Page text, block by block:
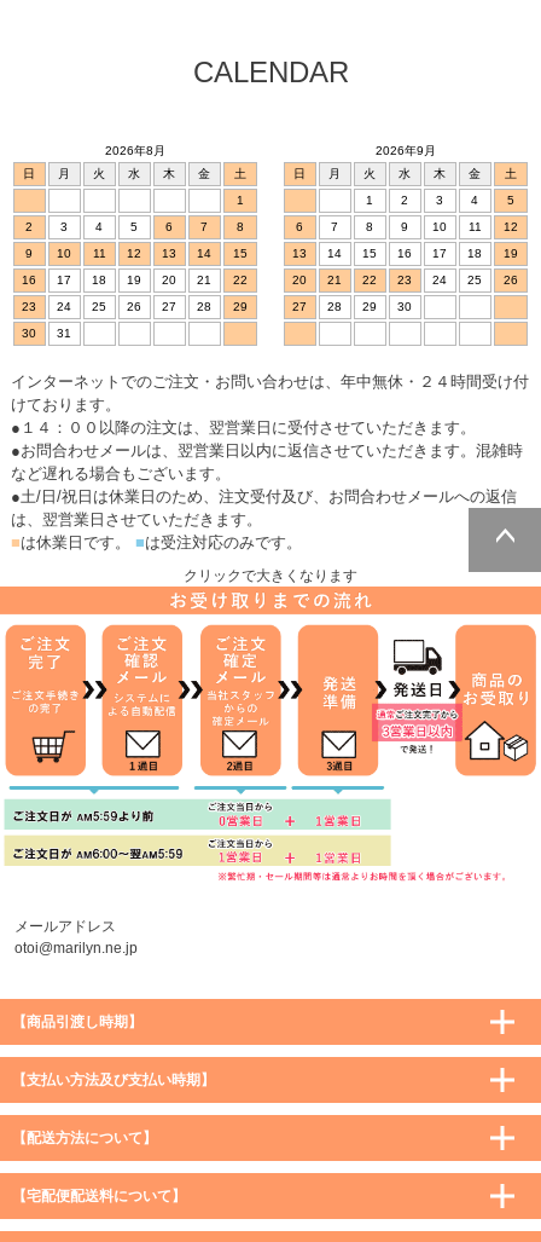
ページトッ
CALENDAR
2026年8月
日
月 火 水 木 金
土
1
2
3 4 5 6 7
8
9
10 11 12 13 14
15
16
17 18 19 20 21
22
23
24 25 26 27 28
29
30
31
2026年9月
日
月 火 水 木 金
土
1
2 3 4
5
6
7 8 9 10 11
12
13
14 15 16 17 18
19
20
21 22 23 24 25
26
27
28 29 30
インターネットでのご注文・お問い合わせは、年中無休・２４時間受け付
けております。
●１４：００以降の注文は、翌営業日に受付させていただきます。
●お問合わせメールは、翌営業日以内に返信させていただきます。混雑時
など遅れる場合もございます。
●土/日/祝日は休業日のため、注文受付及び、お問合わせメールへの返信
は、翌営業日させていただきます。
■は休業日です。 ■は受注対応のみです。
クリックで大きくなります
メールアドレス
otoi@marilyn.ne.jp
【商品引渡し時期】
【支払い方法及び支払い時期】
【配送方法について】
【宅配便配送料について】